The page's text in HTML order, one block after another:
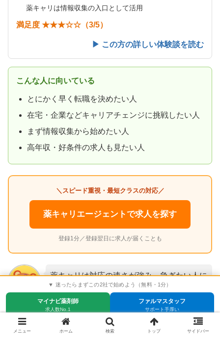
薬キャリは情報収集の入口として活用
満足度 ★★★☆☆（3/5）
▶ この方の詳しい体験談を読む
こんな人に向いている
とにかく早く転職を決めたい人
在宅・企業などキャリアチェンジに挑戦したい人
まず情報収集から始めたい人
高年収・好条件の求人も見たい人
＼スピード重視・最短クラスの対応／
薬キャリエージェントで求人を探す
登録1分／登録翌日に求人が届くことも
薬キャリは対応の速さが強み。急ぎたい人に
は心強いけど、じっくり考えたい人は「今は
検討中」とはっきり伝えておくとペースを乱
されにくいよ。
▼ 迷ったらまずこの2社で始めよう（無料・1分）
マイナビ薬剤師
求人数No.1
ファルマスタッフ
サポート手厚い
メニュー ホーム 検索 トップ サイドバー